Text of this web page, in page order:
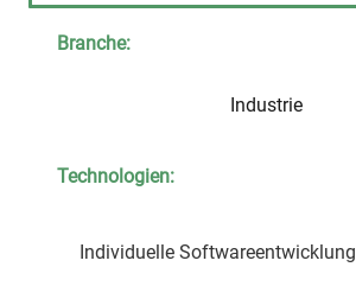
Branche:
Industrie
Technologien:
Individuelle Softwareentwicklung